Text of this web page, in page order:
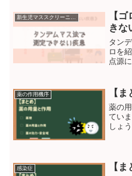
【
きな
タン
ロを
点源
薬の作用機序 【
薬の
てい
しょう
感染症 【